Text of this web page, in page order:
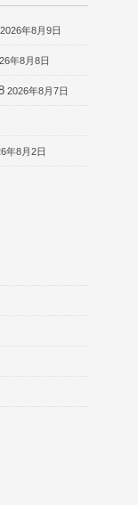
2026年8月9日
年8月8日
2026年8月7日
年8月2日